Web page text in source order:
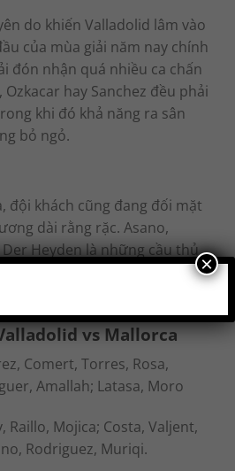
do khiến Valladolid lâm vào
của mùa giải năm nay chính
đón nhận quá nhiều ca chấn
hay Sanchez đều phải
khi đó khả năng ra sân
bỏ ngỏ.
đội khách cũng đang đối mặt
dài rằng rặc. Asano,
Heyden là những cầu thủ
quân cùng Mallorca đến
vs Mallorca
Comert, Torres, Rosa,
Amallah; Latasa, Moro
Raillo, Mojica; Costa, Valjent,
Rodriguez, Muriqi.
×